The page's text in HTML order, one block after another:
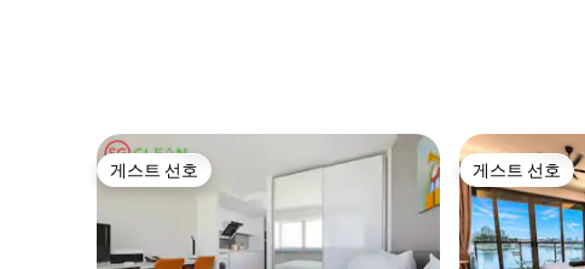
게스트 선호
게스트 선호 게스트 선호
게스트 선호